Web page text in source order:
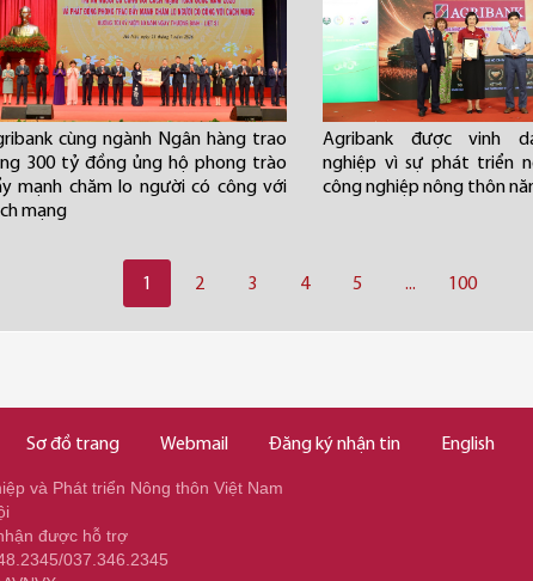
cùng ngành Ngân hàng trao
300 tỷ đồng ủng hộ phong trào
mạnh chăm lo người có công với
mạng
Agribank được vinh
nghiệp vì sự phát triển
công nghiệp nông thôn
1 2 3 4 5 ... 100
Sơ đồ trang Webmail Đăng ký nhận tin English
và Phát triển Nông thôn Việt Nam
được hỗ trợ
037.346.2345